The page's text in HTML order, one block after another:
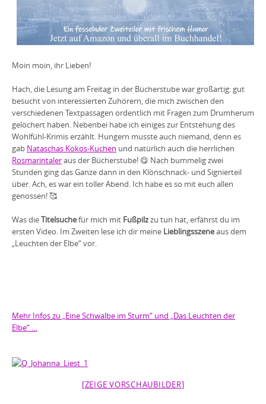
Moin moin, ihr Lieben!
Hach, die Lesung am Freitag in der Bücherstube war großartig: gut
besucht von interessierten Zuhörern, die mich zwischen den
verschiedenen Textpassagen ordentlich mit Fragen zum Drumherum
gelöchert haben. Nebenbei habe ich einiges zur Entstehung des
Wohlfühl-Krimis erzählt. Hungern musste auch niemand, denn es
gab Nataschas Kokos-Kuchen und natürlich auch die herrlichen
Rosmarintaleraus der Bücherstube! 😋 Nach bummelig zwei
Stunden ging das Ganze dann in den Klönschnack- und Signierteil
über. Ach, es war ein toller Abend. Ich habe es so mit euch allen
genossen! 🥰
Was dieTitelsuchefür mich mit Fußpilzzu tun hat, erfährst du im
ersten Video. Im Zweiten lese ich dir meine Lieblingsszeneaus dem
„Leuchten der Elbe“ vor.
Mehr Infos zu „Eine Schwalbe im Sturm“ und „Das Leuchten der
Elbe“ …
[ZEIGE VORSCHAUBILDER]